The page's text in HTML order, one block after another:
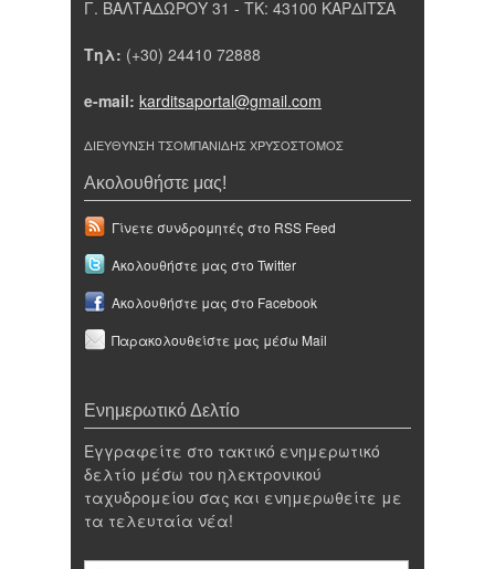
Γ. ΒΑΛΤΑΔΩΡΟΥ 31 - ΤΚ: 43100 ΚΑΡΔΙΤΣΑ
Τηλ: (+30) 24410 72888
e-mail: karditsaportal@gmail.com
ΔΙΕΥΘΥΝΣΗ ΤΣΟΜΠΑΝΙΔΗΣ ΧΡΥΣΟΣΤΟΜΟΣ
Ακολουθήστε μας!
Γίνετε συνδρομητές στο RSS Feed
Ακολουθήστε μας στο Twitter
Ακολουθήστε μας στο Facebook
Παρακολουθείστε μας μέσω Mail
Ενημερωτικό Δελτίο
Εγγραφείτε στο τακτικό ενημερωτικό
δελτίο μέσω του ηλεκτρονικού
ταχυδρομείου σας και ενημερωθείτε με
τα τελευταία νέα!